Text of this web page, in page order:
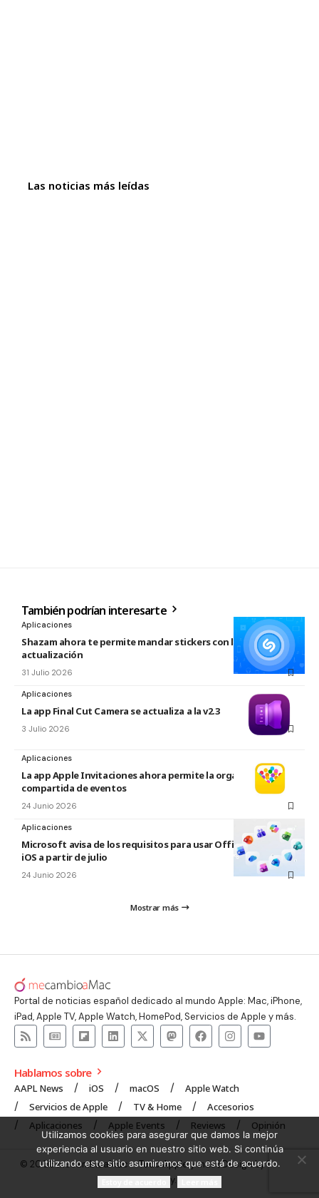
Las noticias más leídas
También podrían interesarte
Aplicaciones
Shazam ahora te permite mandar stickers con la nueva
actualización
31 Julio 2026
Aplicaciones
La app Final Cut Camera se actualiza a la v2.3
3 Julio 2026
Aplicaciones
La app Apple Invitaciones ahora permite la organización
compartida de eventos
24 Junio 2026
Aplicaciones
Microsoft avisa de los requisitos para usar Office en macOS y
iOS a partir de julio
24 Junio 2026
Mostrar más
Portal de noticias español dedicado al mundo Apple: Mac, iPhone,
iPad, Apple TV, Apple Watch, HomePod, Servicios de Apple y más.
Hablamos sobre
AAPL News iOS macOS
Apple Watch
Servicios de Apple
TV & Home
Accesorios
Aplicaciones
Apple Events Reviews Opinión
© 2008 mecambioaMac – Todo Apple y más | Design byUNXON
Agency.
Utilizamos cookies para asegurar que damos la mejor
experiencia al usuario en nuestro sitio web. Si continúa
utilizando este sitio asumiremos que está de acuerdo.